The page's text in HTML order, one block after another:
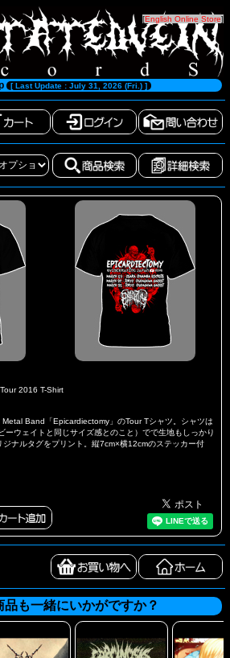
[English Online Store]
[ Last Update : July 31, 2026 (Fri.) ]
2016 T-Shirt
Band「Epicardiectomy」のTour Tシャツ。シャツは
ウェイトと同じサイズ感とのこと）でで生地もしっかり
ジナルタグをプリント。縦7cm×横12cmのステッカー付
品も一緒にいかがですか？